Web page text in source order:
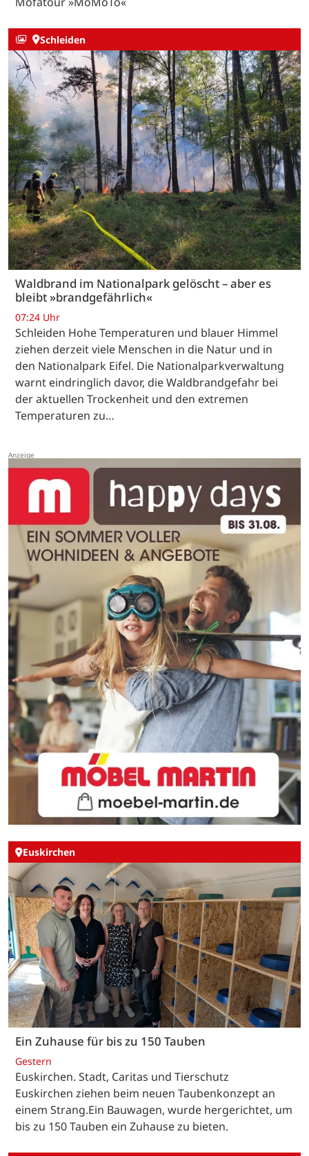
Schleiden
Waldbrand im Nationalpark gelöscht – aber es
bleibt »brandgefährlich«
07:24 Uhr
Schleiden Hohe Temperaturen und blauer Himmel
ziehen derzeit viele Menschen in die Natur und in
den Nationalpark Eifel. Die Nationalparkverwaltung
warnt eindringlich davor, die Waldbrandgefahr bei
der aktuellen Trockenheit und den extremen
Temperaturen zu…
Euskirchen
Ein Zuhause für bis zu 150 Tauben
Gestern
Euskirchen. Stadt, Caritas und Tierschutz
Euskirchen ziehen beim neuen Taubenkonzept an
einem Strang.Ein Bauwagen, wurde hergerichtet, um
bis zu 150 Tauben ein Zuhause zu bieten.